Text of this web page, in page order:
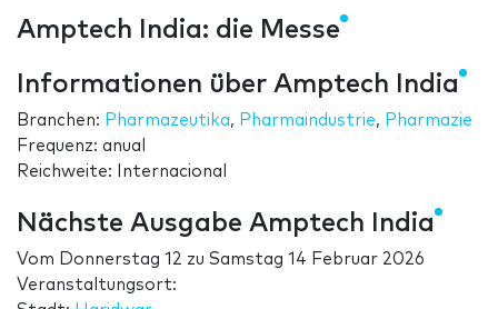
Amptech India: die Messe
Informationen über Amptech India
Branchen: Pharmazeutika, Pharmaindustrie, Pharmazie
Frequenz: anual
Reichweite: Internacional
Nächste Ausgabe Amptech India
Vom Donnerstag 12 zu Samstag 14 Februar 2026
Veranstaltungsort: